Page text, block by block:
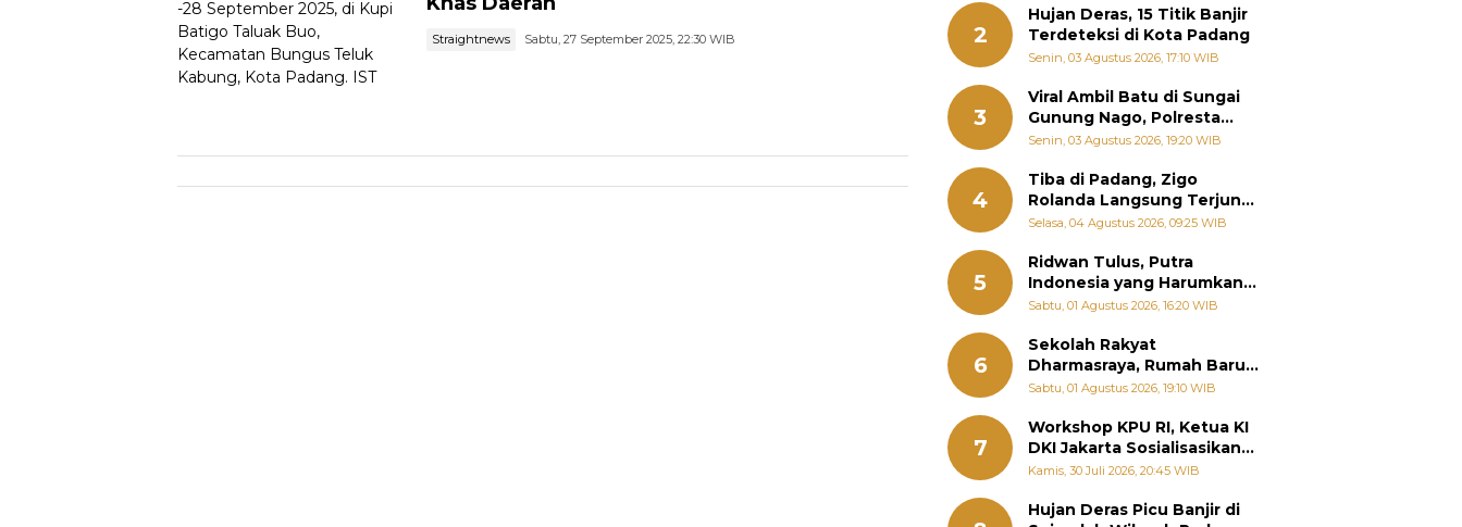
Straightnews Sabtu, 27 September 2025, 22:30 WIB 2
Hujan Deras, 15 Titik Banjir
Terdeteksi di Kota Padang
Senin, 03 Agustus 2026, 17:10 WIB
3
Viral Ambil Batu di Sungai
Gunung Nago, Polresta
Padang Ungkap Fakta
Senin, 03 Agustus 2026, 19:20 WIB
4
Tiba di Padang, Zigo
Rolanda Langsung Terjun
Bantu Warga Terdampak
Selasa, 04 Agustus 2026, 09:25 WIB
5
Ridwan Tulus, Putra
Indonesia yang Harumkan
Nama Bangsa hingga
Jepang
Sabtu, 01 Agustus 2026, 16:20 WIB
6
Sekolah Rakyat
Dharmasraya, Rumah Baru
268 Anak Menggapai Mimpi
Kemiskinan
Sabtu, 01 Agustus 2026, 19:10 WIB
7
Workshop KPU RI, Ketua KI
DKI Jakarta Sosialisasikan
Hukum Acara Penyelesaian
Kamis, 30 Juli 2026, 20:45 WIB
Hujan Deras Picu Banjir di